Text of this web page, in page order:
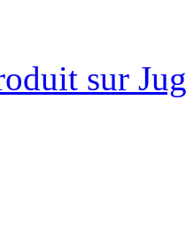
sur